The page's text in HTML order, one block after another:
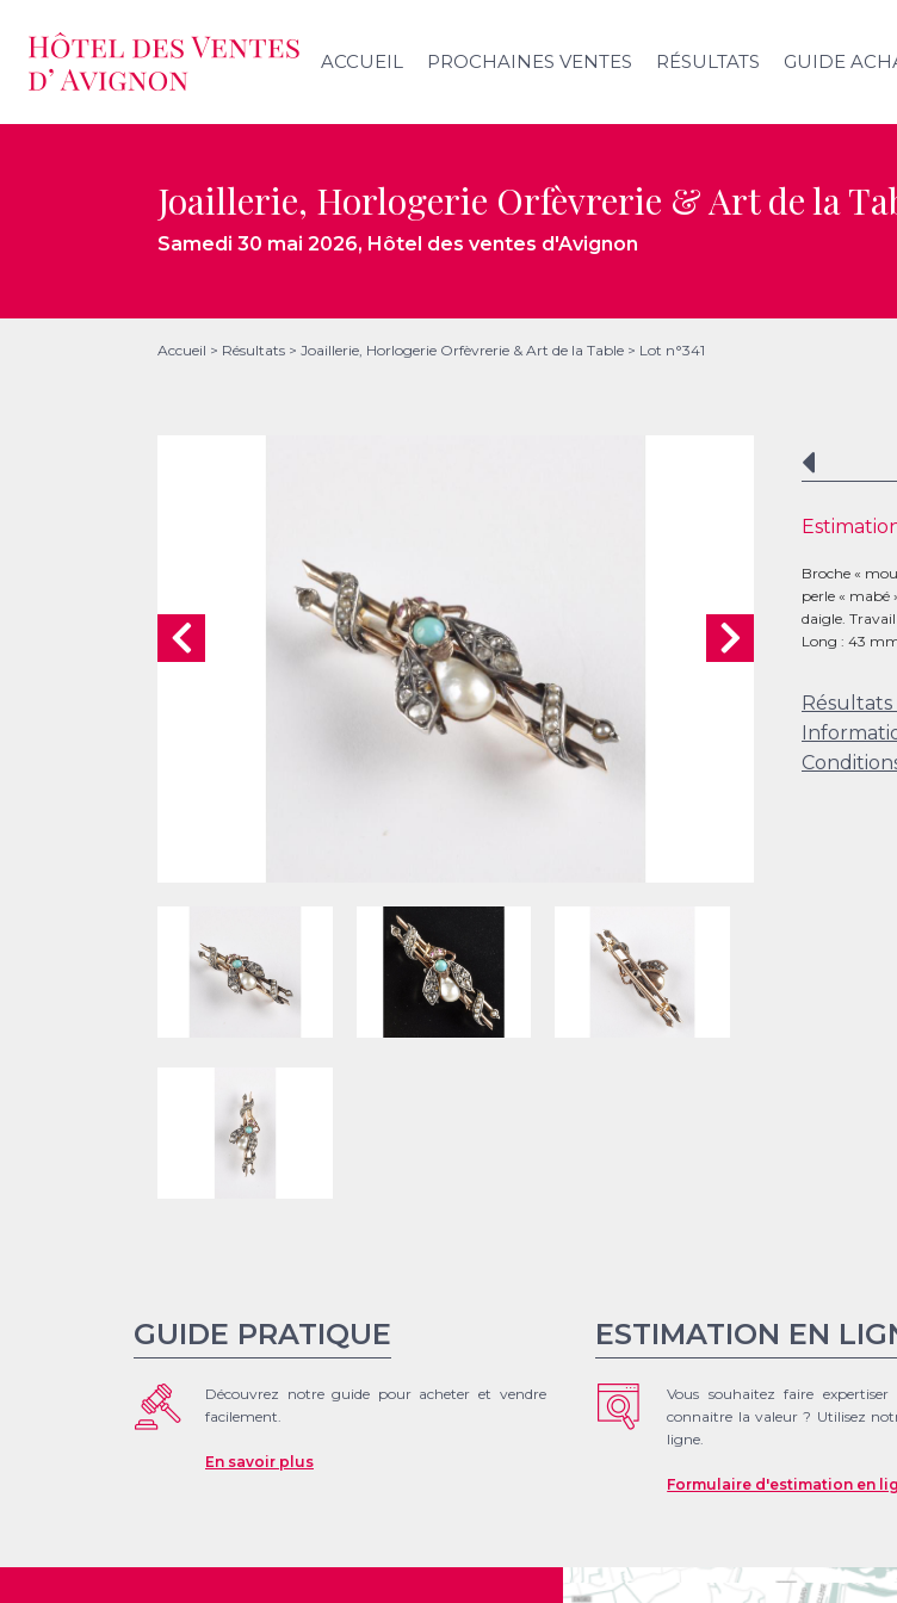
ACCUEIL PROCHAINES VENTES RÉSULTATS GUIDE
Joaillerie, Horlogerie Orfèvrerie & Art de la
Samedi 30 mai 2026, Hôtel des ventes d'Avignon
Accueil > Résultats > Joaillerie, Horlogerie Orfèvrerie & Art de la Table > Lot n°341
Broche «
perle « mabé
daigle.
Long : 43
GUIDE PRATIQUE
Découvrez notre guide pour acheter et vendre
facilement.
En savoir plus
ESTIMATION EN
Vous souhaitez faire
connaitre la valeur ? Utilisez
ligne.
Formulaire d'estimation en